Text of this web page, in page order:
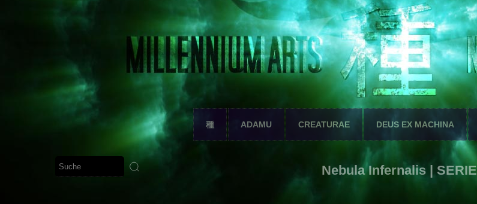
種 ADAMU CREATURAE DEUS EX MACHINA
Nebula Infernalis | SERIE